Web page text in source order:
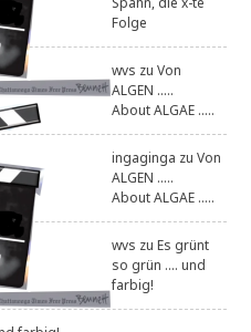
Folge
wvs zuVon
ALGEN .....
About ALGAE .....
ingaginga zuVon
ALGEN .....
About ALGAE .....
wvs zuEs grünt
so grün .... und
farbig!